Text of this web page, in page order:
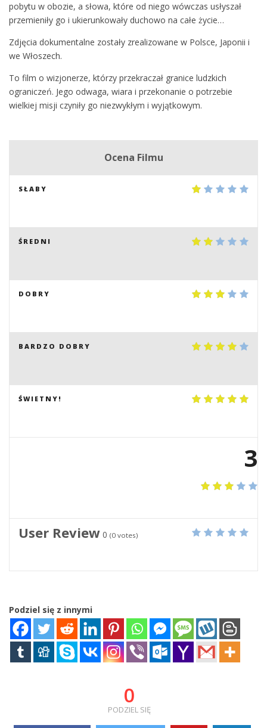
pobytu w obozie, a słowa, które od niego wówczas usłyszał
przemieniły go i ukierunkowały duchowo na całe życie…
Zdjęcia dokumentalne zostały zrealizowane w Polsce, Japonii i
we Włoszech.
To film o wizjonerze, którzy przekraczał granice ludzkich
ograniczeń. Jego odwaga, wiara i przekonanie o potrzebie
wielkiej misji czyniły go niezwykłym i wyjątkowym.
Ocena Filmu
SŁABY
ŚREDNI
DOBRY
BARDZO DOBRY
ŚWIETNY!
3
User Review 0 (0 votes)
Podziel się z innymi
0
PODZIEL SIĘ